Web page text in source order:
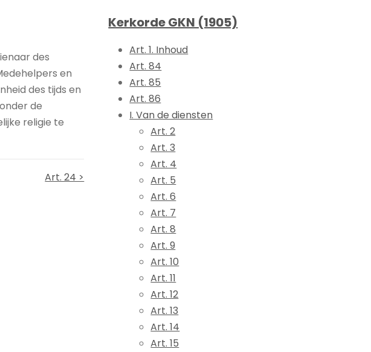
des
en
des tijds en
de
religie te
Art. 24 >
Kerkorde GKN (1905)
Art. 1. Inhoud
Art. 84
Art. 85
Art. 86
I. Van de diensten
Art. 2
Art. 3
Art. 4
Art. 5
Art. 6
Art. 7
Art. 8
Art. 9
Art. 10
Art. 11
Art. 12
Art. 13
Art. 14
Art. 15